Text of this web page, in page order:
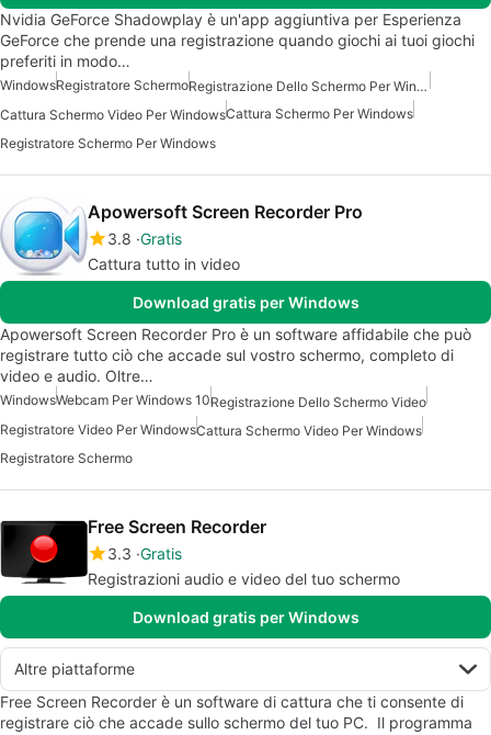
Nvidia GeForce Shadowplay è un'app aggiuntiva per Esperienza
GeForce che prende una registrazione quando giochi ai tuoi giochi
preferiti in modo…
WindowsRegistratore Schermo
Registrazione Dello Schermo Per Windows 7
Cattura Schermo Video Per WindowsCattura Schermo Per Windows
Registratore Schermo Per Windows
Apowersoft Screen Recorder Pro
3.8 Gratis
Cattura tutto in video
Download gratis per Windows
Apowersoft Screen Recorder Pro è un software affidabile che può
registrare tutto ciò che accade sul vostro schermo, completo di
video e audio. Oltre…
WindowsWebcam Per Windows 10Registrazione Dello Schermo Video
Registratore Video Per WindowsCattura Schermo Video Per Windows
Registratore Schermo
Free Screen Recorder
3.3 Gratis
Registrazioni audio e video del tuo schermo
Download gratis per Windows
Altre piattaforme
Free Screen Recorder è un software di cattura che ti consente di
registrare ciò che accade sullo schermo del tuo PC. Il programma